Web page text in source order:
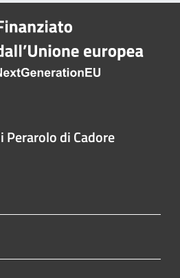
Perarolo di Cadore